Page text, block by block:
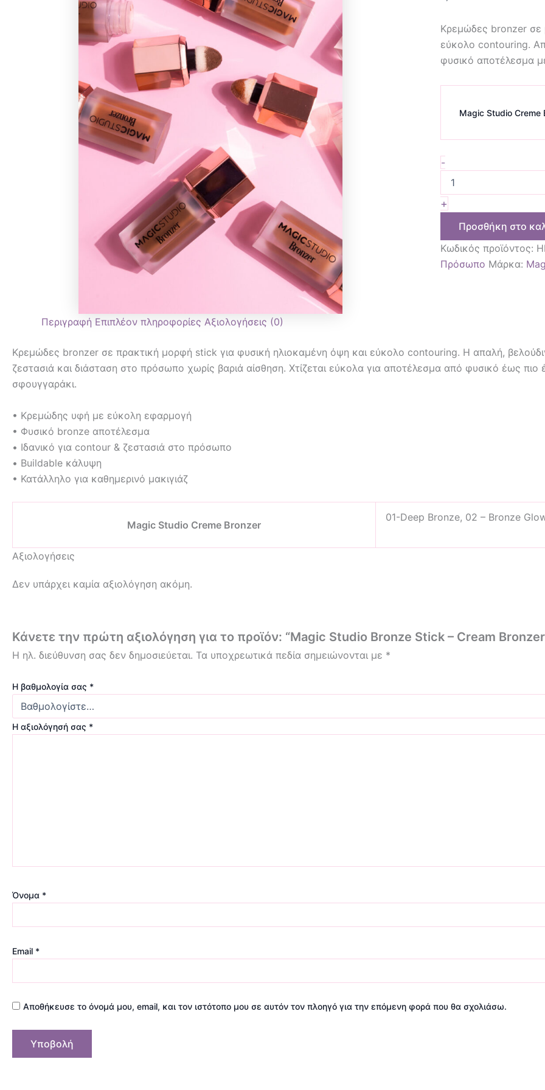
Κρεμώδες bronzer σε
εύκολο contouring.
φυσικό αποτέλεσμα
Magic Studio Creme
-
+
Προσθήκη στο
Κωδικός προϊόντος:
Πρόσωπο Μάρκα:
Περιγραφή Επιπλέον πληροφορίες Αξιολογήσεις (0)
Κρεμώδες bronzer σε πρακτική μορφή stick για φυσική ηλιοκαμένη όψη και εύκολο contouring. Η απαλή,
ζεστασιά και διάσταση στο πρόσωπο χωρίς βαριά αίσθηση. Χτίζεται εύκολα για αποτέλεσμα από φυσικό έως πιο
σφουγγαράκι.
• Κρεμώδης υφή με εύκολη εφαρμογή
• Φυσικό bronze αποτέλεσμα
• Ιδανικό για contour & ζεστασιά στο πρόσωπο
• Buildable κάλυψη
• Κατάλληλο για καθημερινό μακιγιάζ
Magic Studio Creme Bronzer
01-Deep Bronze, 02 – Bronze
Αξιολογήσεις
Δεν υπάρχει καμία αξιολόγηση ακόμη.
Κάνετε την πρώτη αξιολόγηση για το προϊόν: “Magic Studio Bronze Stick – Cream
Η ηλ. διεύθυνση σας δεν δημοσιεύεται. Τα υποχρεωτικά πεδία σημειώνονται με *
Η βαθμολογία σας *
Η αξιολόγησή σας *
Όνομα *
Email *
Αποθήκευσε το όνομά μου, email, και τον ιστότοπο μου σε αυτόν τον πλοηγό για την επόμενη φορά που θα σχολιάσω.